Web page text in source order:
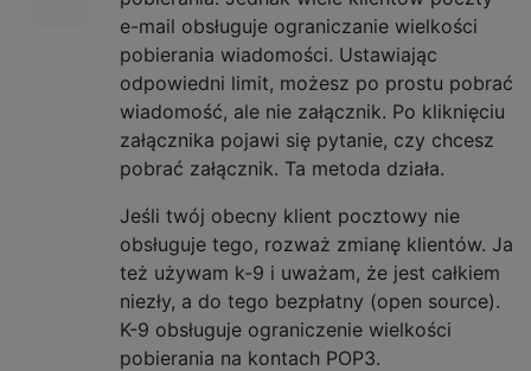
e-mail obsługuje ograniczanie wielkości
pobierania wiadomości. Ustawiając
odpowiedni limit, możesz po prostu pobrać
wiadomość, ale nie załącznik. Po kliknięciu
załącznika pojawi się pytanie, czy chcesz
pobrać załącznik. Ta metoda działa.
Jeśli twój obecny klient pocztowy nie
obsługuje tego, rozważ zmianę klientów. Ja
też używam k-9 i uważam, że jest całkiem
niezły, a do tego bezpłatny (open source).
K-9 obsługuje ograniczenie wielkości
pobierania na kontach POP3.